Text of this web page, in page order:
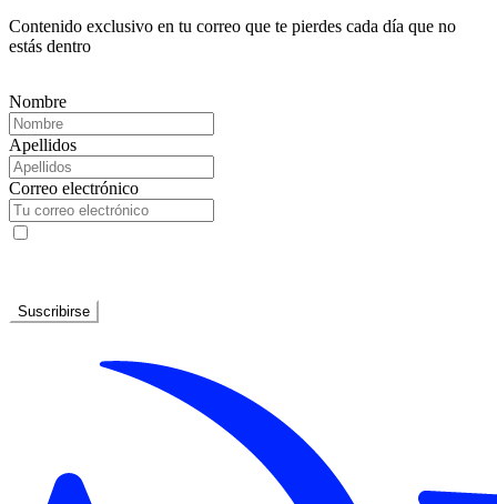
Contenido exclusivo en tu correo que te pierdes cada día que no
estás dentro
Nombre
Apellidos
Correo electrónico
Suscribirse